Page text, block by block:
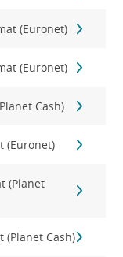
(Euronet)
(Euronet)
Cash)
(Euronet)
(Planet
(Planet Cash)